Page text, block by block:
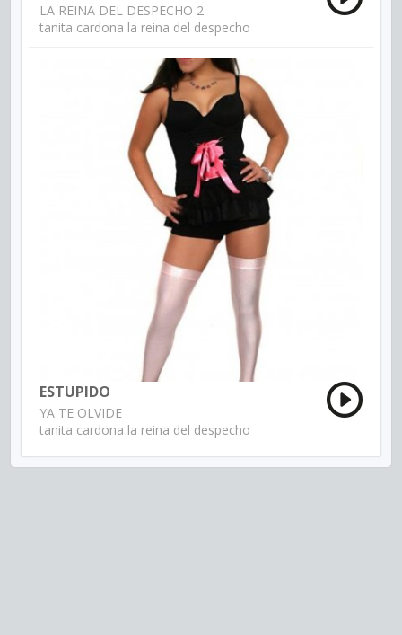
LA REINA DEL DESPECHO 2
tanita cardona la reina del despecho
ESTUPIDO
YA TE OLVIDE
tanita cardona la reina del despecho